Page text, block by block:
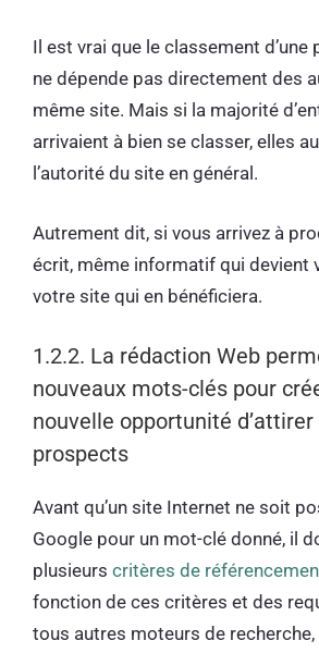
Il est vrai que le classement d’une
ne dépende pas directement des
même site. Mais si la majorité
arrivaient à bien se classer, elles
l’autorité du site en général.
Autrement dit, si vous arrivez à
écrit, même informatif qui devient
votre site qui en bénéficiera.
1.2.2. La rédaction Web
nouveaux mots-clés pour
nouvelle opportunité d’attirer
prospects
Avant qu’un site Internet ne soit
Google pour un mot-clé donné, il
plusieurs critères de
fonction de ces critères et des
tous autres moteurs de